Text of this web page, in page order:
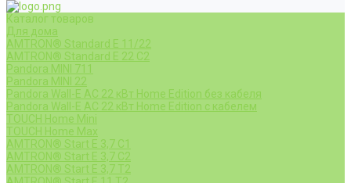
Каталог товаров
Для дома
AMTRON® Standard E 11/22
AMTRON® Standard E 22 C2
Pandora MINI 711
Pandora MINI 22
Pandora Wall-E AC 22 кВт Home Edition без кабеля
Pandora Wall-E AC 22 кВт Home Edition с кабелем
TOUCH Home Mini
TOUCH Home Max
AMTRON® Start E 3,7 C1
AMTRON® Start E 3,7 C2
AMTRON® Start E 3,7 T2